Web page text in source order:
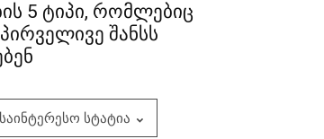
5 ტიპი, რომლებიც
შანსს
სტატია